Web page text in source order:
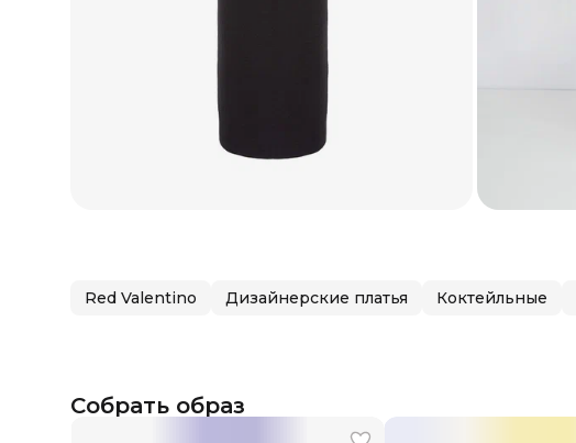
Red Valentino Дизайнерские платья Коктейльные
Собрать образ